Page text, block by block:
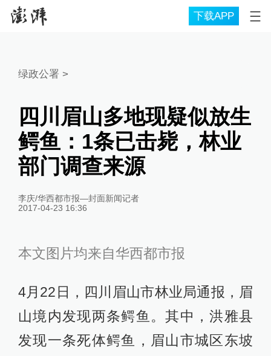
下载APP
绿政公署 >
四川眉山多地现疑似放生
鳄鱼：1条已击毙，林业
部门调查来源
李庆/华西都市报—封面新闻记者
2017-04-23 16:36
本文图片均来自华西都市报
4月22日，四川眉山市林业局通报，眉
山境内发现两条鳄鱼。其中，洪雅县
发现一条死体鳄鱼，眉山市城区东坡